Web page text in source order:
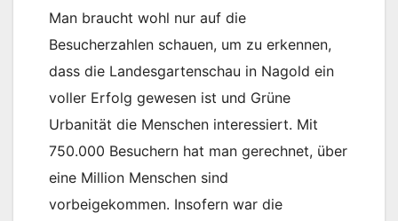
Man braucht wohl nur auf die
Besucherzahlen schauen, um zu erkennen,
dass die Landesgartenschau in Nagold ein
voller Erfolg gewesen ist und Grüne
Urbanität die Menschen interessiert. Mit
750.000 Besuchern hat man gerechnet, über
eine Million Menschen sind
vorbeigekommen. Insofern war die